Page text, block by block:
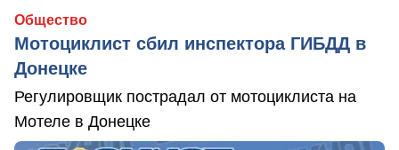
Общество
Мотоциклист сбил инспектора ГИБДД в
Донецке
Регулировщик пострадал от мотоциклиста на
Мотеле в Донецке